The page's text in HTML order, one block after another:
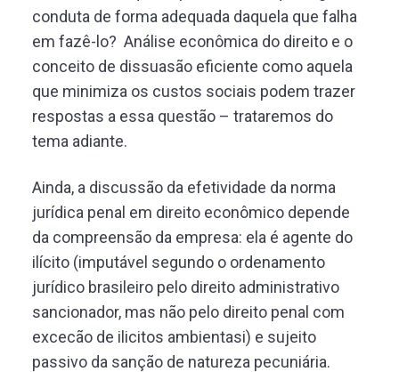
conduta de forma adequada daquela que falha
em fazê-lo? Análise econômica do direito e o
conceito de dissuasão eficiente como aquela
que minimiza os custos sociais podem trazer
respostas a essa questão – trataremos do
tema adiante.
Ainda, a discussão da efetividade da norma
jurídica penal em direito econômico depende
da compreensão da empresa: ela é agente do
ilícito (imputável segundo o ordenamento
jurídico brasileiro pelo direito administrativo
sancionador, mas não pelo direito penal com
excecão de ilicitos ambientasi) e sujeito
passivo da sanção de natureza pecuniária.